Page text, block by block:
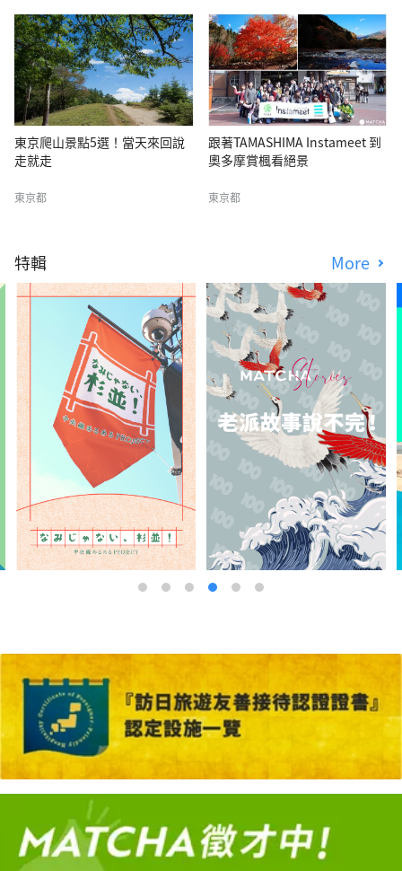
東京爬山景點5選！當天來回說
走就走
東京都
跟著TAMASHIMA Instameet 到
奧多摩賞楓看絕景
東京都
特輯 More